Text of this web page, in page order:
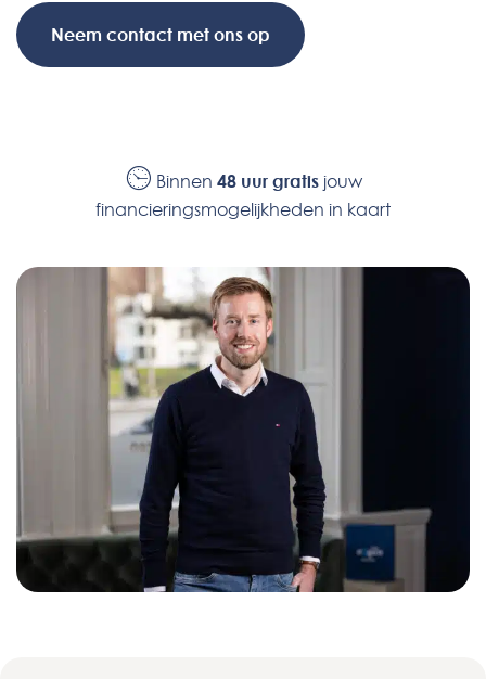
Neem contact met ons op
Binnen 48 uur gratisjouw
financieringsmogelijkheden in kaart